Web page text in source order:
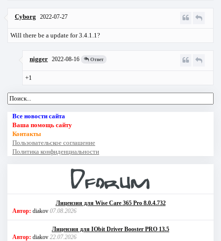
Cyborg 2022-07-27
Will there be a update for 3.4.1.1?
nigger 2022-08-16 Ответ
+1
Все новости сайта
Ваша помощь сайту
Контакты
Пользовательское соглашение
Политика конфиденциальности
Лицензия для Wise Care 365 Pro 8.0.4.732
Автор: diakov 07.08.2026
Лицензия для IObit Driver Booster PRO 13.5
Автор: diakov 22.07.2026